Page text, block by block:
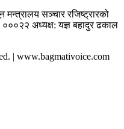
मन्त्रालयसञ्चार रजिष्ट्रारको
०००२२ अध्यक्ष: यज्ञ बहादुर ढकाल
| www.bagmativoice.com